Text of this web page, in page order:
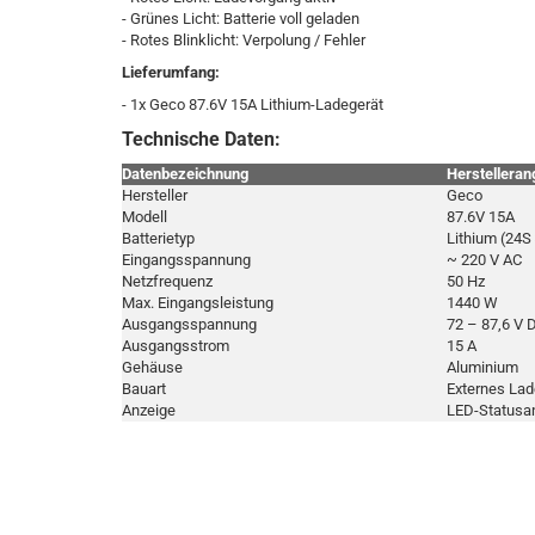
- Grünes Licht: Batterie voll geladen
- Rotes Blinklicht: Verpolung / Fehler
Lieferumfang:
- 1x Geco 87.6V 15A Lithium-Ladegerät
Technische Daten:
Datenbezeichnung
Hersteller
Geco
Modell
87.6V 15A
Batterietyp
Lithium
Eingangsspannung
~ 220 V AC
Netzfrequenz
50 Hz
Max. Eingangsleistung
1440 W
Ausgangsspannung
72 – 87,6 V
Ausgangsstrom
15 A
Gehäuse
Aluminium
Bauart
Externes
Anzeige
LED-